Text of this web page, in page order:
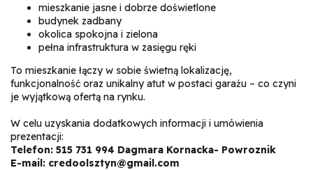
mieszkanie jasne i dobrze doświetlone
budynek zadbany
okolica spokojna i zielona
pełna infrastruktura w zasięgu ręki
To mieszkanie łączy w sobie świetną lokalizację,
funkcjonalność oraz unikalny atut w postaci garażu – co czyni
je wyjątkową ofertą na rynku.
W celu uzyskania dodatkowych informacji i umówienia
prezentacji:
Telefon: 515 731 994 Dagmara Kornacka- Powroznik
E-mail: credoolsztyn@gmail.com